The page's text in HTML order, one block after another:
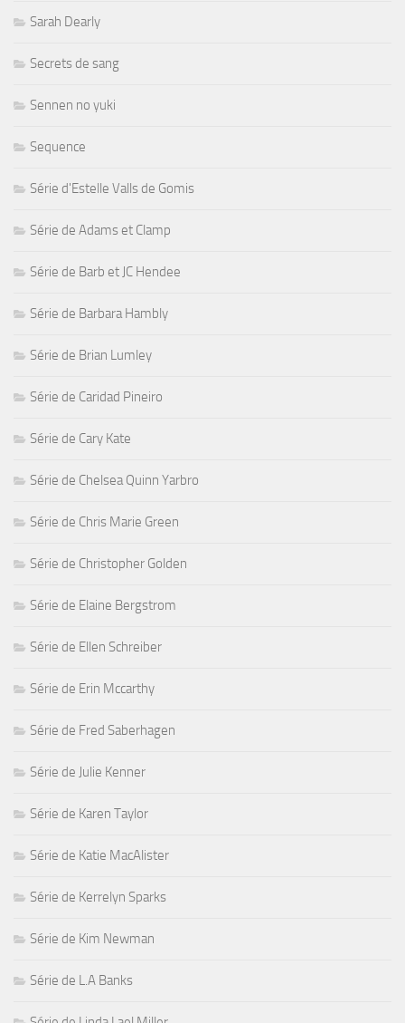
Sarah Dearly
Secrets de sang
Sennen no yuki
Sequence
Série d'Estelle Valls de Gomis
Série de Adams et Clamp
Série de Barb et JC Hendee
Série de Barbara Hambly
Série de Brian Lumley
Série de Caridad Pineiro
Série de Cary Kate
Série de Chelsea Quinn Yarbro
Série de Chris Marie Green
Série de Christopher Golden
Série de Elaine Bergstrom
Série de Ellen Schreiber
Série de Erin Mccarthy
Série de Fred Saberhagen
Série de Julie Kenner
Série de Karen Taylor
Série de Katie MacAlister
Série de Kerrelyn Sparks
Série de Kim Newman
Série de L.A Banks